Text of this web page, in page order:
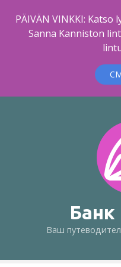
PÄIVÄN VINKKI:
Sanna Kanniston
е
Банк
Ваш